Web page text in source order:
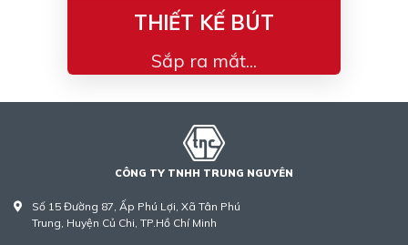
THIẾT KẾ BÚT
Sắp ra mắt...
CÔNG TY TNHH TRUNG NGUYÊN
Số 15 Đường 87, Ấp Phú Lợi, Xã Tân Phú
Trung, Huyện Củ Chi, TP.Hồ Chí Minh